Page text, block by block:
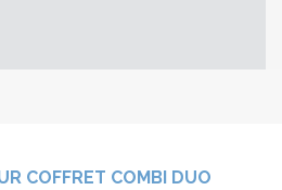
COFFRET COMBI DUO